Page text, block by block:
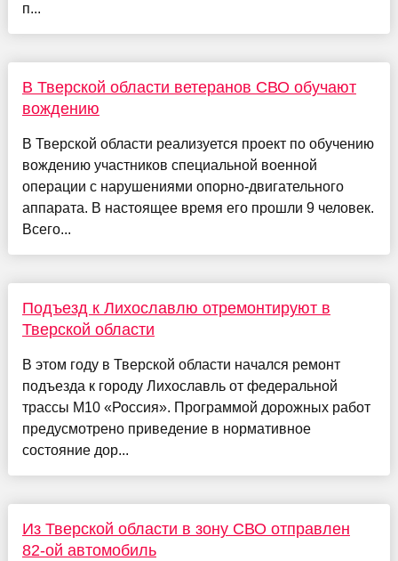
п...
В Тверской области ветеранов СВО обучают
вождению
В Тверской области реализуется проект по обучению
вождению участников специальной военной
операции с нарушениями опорно-двигательного
аппарата. В настоящее время его прошли 9 человек.
Всего...
Подъезд к Лихославлю отремонтируют в
Тверской области
В этом году в Тверской области начался ремонт
подъезда к городу Лихославль от федеральной
трассы М10 «Россия». Программой дорожных работ
предусмотрено приведение в нормативное
состояние дор...
Из Тверской области в зону СВО отправлен
82-ой автомобиль